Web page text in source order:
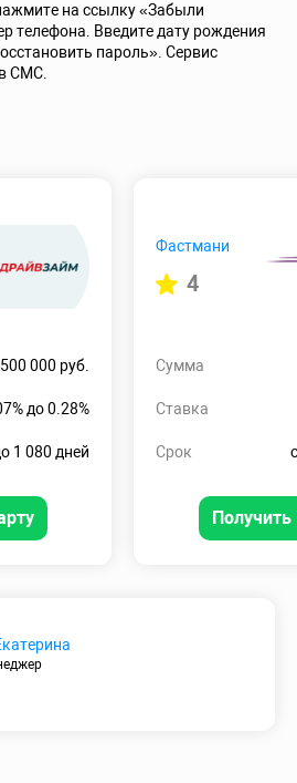
на ссылку «Забыли
телефона. Введите дату рождения
пароль». Сервис
СМС.
000 руб.
до 0.28%
1 080 дней
Фастмани
4
Сумма
Ставка
Срок
Получить